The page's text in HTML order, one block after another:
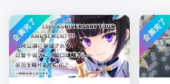
企画完了 企画完了